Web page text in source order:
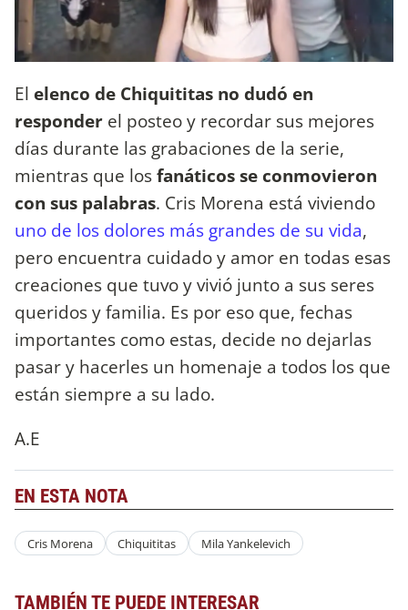
El elenco de Chiquititas no dudó en
responder el posteo y recordar sus mejores
días durante las grabaciones de la serie,
mientras que losfanáticos se conmovieron
con sus palabras. Cris Morena está viviendo
uno de los dolores más grandes de su vida,
pero encuentra cuidado y amor en todas esas
creaciones que tuvo y vivió junto a sus seres
queridos y familia. Es por eso que, fechas
importantes como estas, decide no dejarlas
pasar y hacerles un homenaje a todos los que
están siempre a su lado.
A.E
EN ESTA NOTA
Cris Morena Chiquititas Mila Yankelevich
TAMBIÉN TE PUEDE INTERESAR